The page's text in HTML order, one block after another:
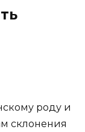
роду и
склонения